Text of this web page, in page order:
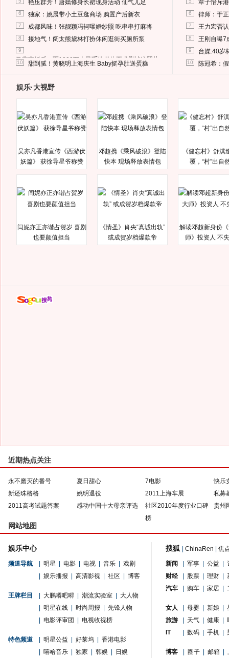
艳压群芳！唐嫣修身长裙现身活动 仙气儿足
6 独家：姚晨带小土豆逛商场 购置产后新衣
7 成都风味！张靓颖冯轲曝婚纱照 吃串串打麻将
8 接地气！阔太熊黛林打扮休闲逛街买厕所泵
9
马蓉离婚后，砸1000万人民币给媒体要求删掉这照片
10 甜到腻！黄晓明上海庆生 Baby挺孕肚送蛋糕
章子怡斥
6 律师：于
7 王力宏否
8 王刚自曝7
9 台媒:40岁
10 陈冠希：
娱乐·大视野
吴亦凡香港宣传《西游伏
妖篇》 获徐导星爷称赞
邓超携《乘风破浪》登陆
快本 现场释放表情包
《健忘村》舒淇
覆，“村”出自
闫妮亦正亦谐占贺岁 喜剧
也要颜值担当
《情圣》肖央“真诚出轨”
或成贺岁档爆款帝
解读邓超新身份
师》投资人 不
近期热点关注
永不磨灭的番号 夏日甜心 7电影
快乐
新还珠格格
姚明退役 2011上海车展
私募
2011高考试题答案
感动中国十大母亲评选
社区2010年度行业口碑
榜
贵州
网站地图
娱乐中心
频道导航 明星 电影 电视 音乐
戏剧
娱乐播报 高清影视 社区 博客
王牌栏目 大鹏嘚吧嘚 潮流实验室
大人物
明星在线 时尚周报
先锋人物
电影评审团 电视收视榜
特色频道 明星公益 好莱坞
香港电影
嘻哈音乐 独家 韩娱 日娱
搜狐 ChinaRen 焦
新闻 军事 公益
财经
股票 理财
汽车
购车 家居
女人 母婴 新娘
旅游
天气 健康
IT
数码 手机
博客 圈子 邮箱